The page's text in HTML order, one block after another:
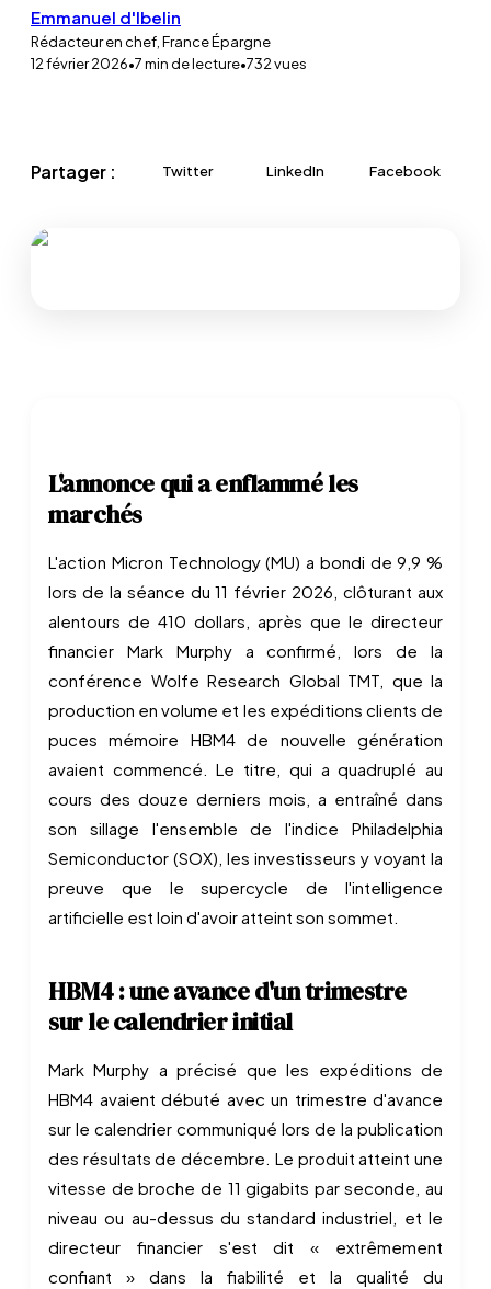
Emmanuel d'Ibelin
Rédacteur en chef, France Épargne
12 février 2026•7min de lecture•732vues
Partager : Twitter LinkedIn Facebook
L'annonce qui a enflammé les
marchés
L'action Micron Technology (MU) a bondi de 9,9 %
lors de la séance du 11 février 2026, clôturant aux
alentours de 410 dollars, après que le directeur
financier Mark Murphy a confirmé, lors de la
conférence Wolfe Research Global TMT, que la
production en volume et les expéditions clients de
puces mémoire HBM4 de nouvelle génération
avaient commencé. Le titre, qui a quadruplé au
cours des douze derniers mois, a entraîné dans
son sillage l'ensemble de l'indice Philadelphia
Semiconductor (SOX), les investisseurs y voyant la
preuve que le supercycle de l'intelligence
artificielle est loin d'avoir atteint son sommet.
HBM4 : une avance d'un trimestre
sur le calendrier initial
Mark Murphy a précisé que les expéditions de
HBM4 avaient débuté avec un trimestre d'avance
sur le calendrier communiqué lors de la publication
des résultats de décembre. Le produit atteint une
vitesse de broche de 11 gigabits par seconde, au
niveau ou au-dessus du standard industriel, et le
directeur financier s'est dit « extrêmement
confiant » dans la fiabilité et la qualité du